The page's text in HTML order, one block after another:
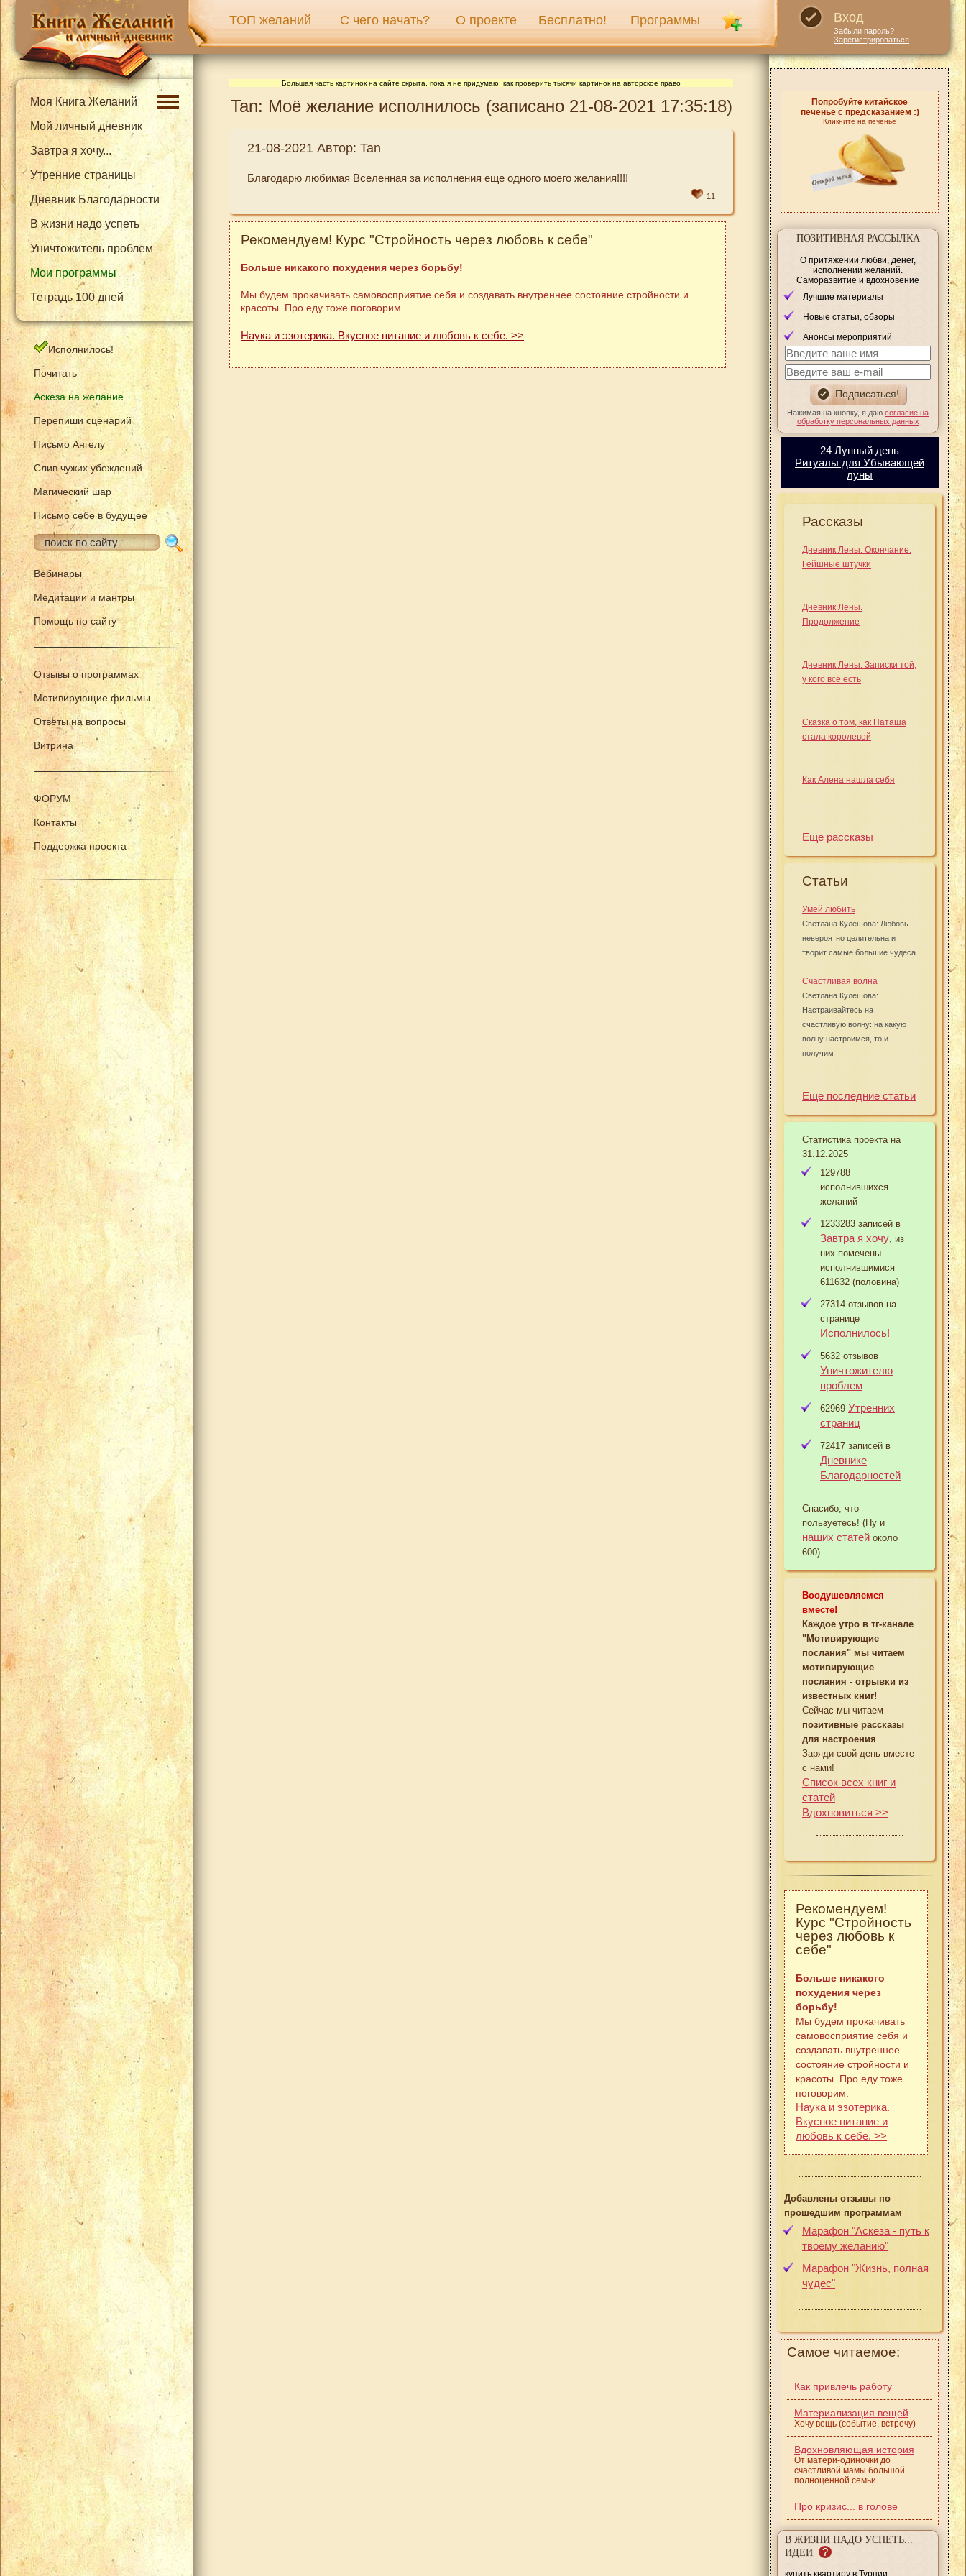
ТОП желаний С чего начать? О проекте Бесплатно! Программы Вход
Забыли пароль?
Зарегистрироваться
Моя Книга Желаний
Мой личный дневник
Завтра я хочу...
Утренние страницы
Дневник Благодарности
В жизни надо успеть
Уничтожитель проблем
Мои программы
Тетрадь 100 дней
Исполнилось!
Почитать
Аскеза на желание
Перепиши сценарий
Письмо Ангелу
Слив чужих убеждений
Магический шар
Письмо себе в будущее
Вебинары
Медитации и мантры
Помощь по сайту
Отзывы о программах
Мотивирующие фильмы
Ответы на вопросы
Витрина
ФОРУМ
Контакты
Поддержка проекта
Большая часть картинок на сайте скрыта, пока я не придумаю, как проверить тысячи картинок на авторское право
Tan: Моё желание исполнилось (записано 21-08-2021 17:35:18)
21-08-2021 Автор: Tan
Благодарю любимая Вселенная за исполнения еще одного моего желания!!!!
11
Рекомендуем! Курс "Стройность через любовь к себе"
Больше никакого похудения через борьбу!
Мы будем прокачивать самовосприятие себя и создавать внутреннее состояние стройности и
красоты. Про еду тоже поговорим.
Наука и эзотерика. Вкусное питание и любовь к себе. >>
Попробуйте китайское
печенье с предсказанием :)
Кликните на печенье
ПОЗИТИВНАЯ РАССЫЛКА
О притяжении любви, денег,
исполнении желаний.
Саморазвитие и вдохновение
Лучшие материалы
Новые статьи, обзоры
Анонсы мероприятий
Нажимая на кнопку, я даю согласие на
обработку персональных данных
24 Лунный день
Ритуалы для Убывающей
луны
Рассказы
Дневник Лены. Окончание.
Гейшные штучки
Дневник Лены.
Продолжение
Дневник Лены. Записки той,
у кого всё есть
Сказка о том, как Наташа
стала королевой
Как Алена нашла себя
Еще рассказы
Статьи
Умей любить
Светлана Кулешова: Любовь
невероятно целительна и
творит самые большие чудеса
Счастливая волна
Светлана Кулешова:
Настраивайтесь на
счастливую волну: на какую
волну настроимся, то и
получим
Еще последние статьи
Статистика проекта на
31.12.2025
129788
исполнившихся
желаний
1233283 записей в
Завтра я хочу , из
них помечены
исполнившимися
611632 (половина)
27314 отзывов на
странице
Исполнилось!
5632 отзывов
Уничтожителю
проблем
62969 Утренних
страниц
72417 записей в
Дневнике
Благодарностей
Спасибо, что
пользуетесь! (Ну и
наших статей около
600)
Воодушевляемся
вместе!
Каждое утро в тг-канале
"Мотивирующие
послания" мы читаем
мотивирующие
послания - отрывки из
известных книг!
Сейчас мы читаем
позитивные рассказы
для настроения
Заряди свой день вместе
с нами!
Список всех книг и
статей
Вдохновиться >>
Рекомендуем!
Курс "Стройность
через любовь к
себе"
Больше никакого
похудения через
борьбу!
Мы будем прокачивать
самовосприятие себя и
создавать внутреннее
состояние стройности и
красоты. Про еду тоже
поговорим.
Наука и эзотерика.
Вкусное питание и
любовь к себе. >>
Добавлены отзывы по
прошедшим программам
Марафон "Аскеза - путь к
твоему желанию"
Марафон "Жизнь, полная
чудес"
Самое читаемое:
Как привлечь работу
Материализация вещей
Хочу вещь (событие, встречу)
Вдохновляющая история
От матери-одиночки до
счастливой мамы большой
полноценной семьи
Про кризис... в голове
В ЖИЗНИ НАДО УСПЕТЬ...
ИДЕИ
?
купить квартиру в Турции